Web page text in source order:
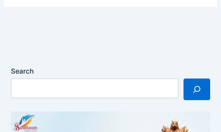
Search